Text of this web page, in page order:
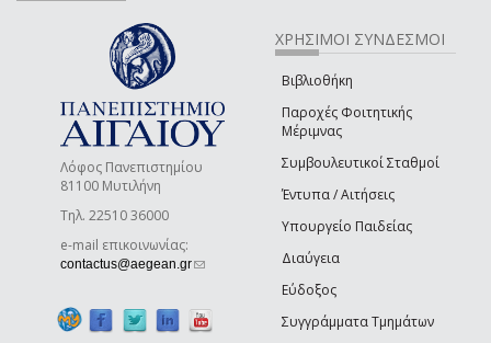
Λόφος Πανεπιστημίου
81100 Μυτιλήνη
Τηλ. 22510 36000
e-mail επικοινωνίας:
contactus@aegean.gr(link sends e-mail)
ΧΡΗΣΙΜΟΙ ΣΥΝΔΕΣΜΟΙ
Βιβλιοθήκη
Παροχές Φοιτητικής
Μέριμνας
Συμβουλευτικοί Σταθμοί
Έντυπα / Αιτήσεις
Υπουργείο Παιδείας
Διαύγεια
Εύδοξος
Συγγράμματα Τμημάτων